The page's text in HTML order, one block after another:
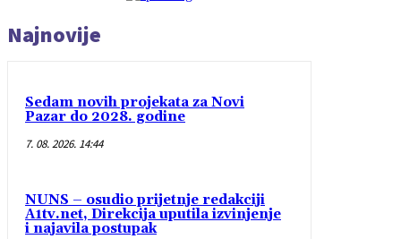
Najnovije
Sedam novih projekata za Novi
Pazar do 2028. godine
7. 08. 2026. 14:44
NUNS – osudio prijetnje redakciji
A1tv.net, Direkcija uputila izvinjenje
i najavila postupak